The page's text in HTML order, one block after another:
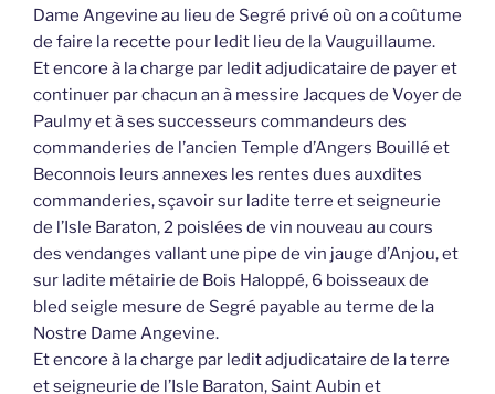
Dame Angevine au lieu de Segré privé où on a coûtume
de faire la recette pour ledit lieu de la Vauguillaume.
Et encore à la charge par ledit adjudicataire de payer et
continuer par chacun an à messire Jacques de Voyer de
Paulmy et à ses successeurs commandeurs des
commanderies de l’ancien Temple d’Angers Bouillé et
Beconnois leurs annexes les rentes dues auxdites
commanderies, sçavoir sur ladite terre et seigneurie
de l’Isle Baraton, 2 poislées de vin nouveau au cours
des vendanges vallant une pipe de vin jauge d’Anjou, et
sur ladite métairie de Bois Haloppé, 6 boisseaux de
bled seigle mesure de Segré payable au terme de la
Nostre Dame Angevine.
Et encore à la charge par ledit adjudicataire de la terre
et seigneurie de l’Isle Baraton, Saint Aubin et